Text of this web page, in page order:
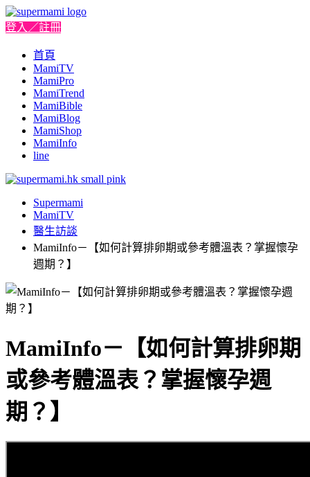
登入／註冊
首頁
MamiTV
MamiPro
MamiTrend
MamiBible
MamiBlog
MamiShop
MamiInfo
line
Supermami
MamiTV
醫生訪談
MamiInfo－【如何計算排卵期或參考體溫表？掌握懷孕
週期？】
MamiInfo－【如何計算排卵期
或參考體溫表？掌握懷孕週
期？】